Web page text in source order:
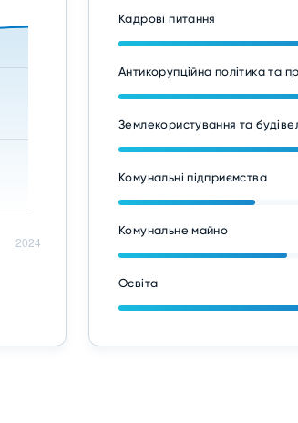
Кадрові питання
Антикорупційна політика та
Землекористування та
Комунальні підприємства
Комунальне майно
Освіта